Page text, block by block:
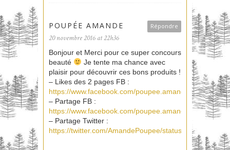
Répondre
POUPÉE AMANDE
20 novembre 2016 at 22h36
Bonjour et Merci pour ce super concours
beauté
Je tente ma chance avec
plaisir pour découvrir ces bons produits !
– Likes des 2 pages FB :
https://www.facebook.com/poupee.amande
– Partage FB :
https://www.facebook.com/poupee.amande/posts/
– Partage Twitter :
https://twitter.com/AmandePoupee/status/